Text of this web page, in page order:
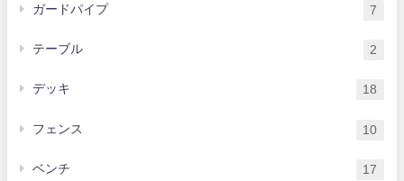
ガードパイプ 7
テーブル 2
デッキ 18
フェンス 10
ベンチ 17